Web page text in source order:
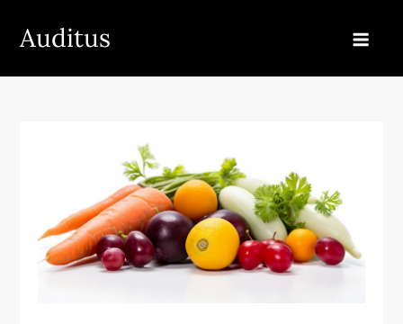
Auditus